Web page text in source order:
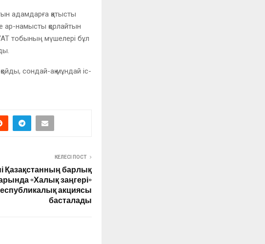
адамдарға қатысты
ар-намысты қорлайтын
тобының мүшелері бұл
сондай-ақ мұндай іс-
КЕЛЕСІ ПОСТ
Қазақстанның барлық
«Халық заңгері»
акциясы
басталады